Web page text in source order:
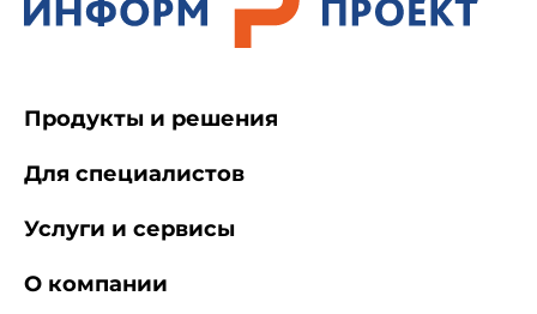
Продукты и решения
Для специалистов
Услуги и сервисы
О компании